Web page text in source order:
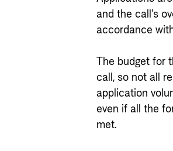
and the call’s
accordance
The budget for
call, so not all
application
even if all the
met.